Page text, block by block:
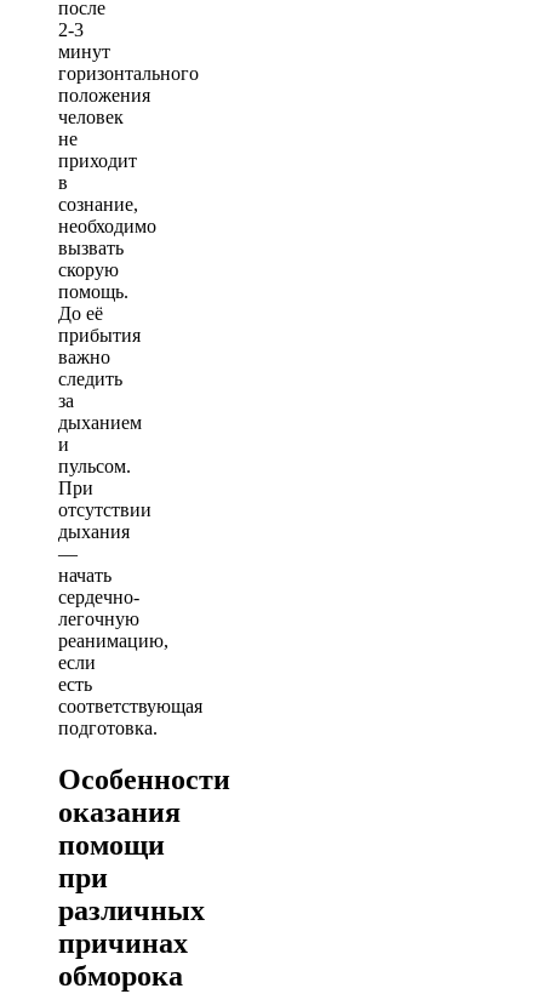
после
2-3
минут
горизонтального
положения
человек
не
приходит
в
сознание,
необходимо
вызвать
скорую
помощь.
До её
прибытия
важно
следить
за
дыханием
и
пульсом.
При
отсутствии
дыхания
—
начать
сердечно-
легочную
реанимацию,
если
есть
соответствующая
подготовка.
Особенности
оказания
помощи
при
различных
причинах
обморока